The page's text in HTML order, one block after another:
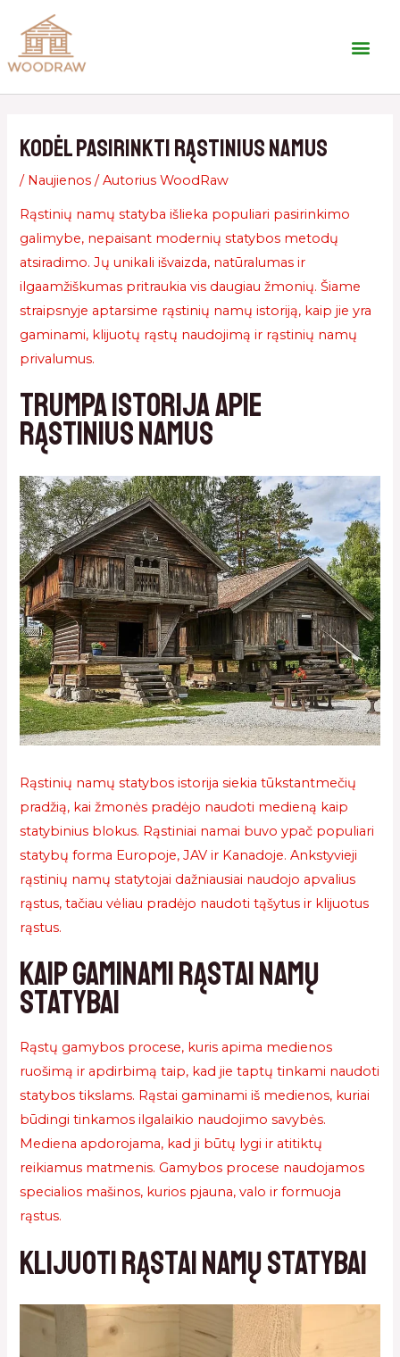
Kodėl pasirinkti rąstinius namus
/ Naujienos / Autorius WoodRaw
Rąstinių namų statyba išlieka populiari pasirinkimo
galimybe, nepaisant modernių statybos metodų
atsiradimo. Jų unikali išvaizda, natūralumas ir
ilgaamžiškumas pritraukia vis daugiau žmonių. Šiame
straipsnyje aptarsime rąstinių namų istoriją, kaip jie yra
gaminami, klijuotų rąstų naudojimą ir rąstinių namų
privalumus.
Trumpa istorija apie
rąstinius namus
Rąstinių namų statybos istorija siekia tūkstantmečių
pradžią, kai žmonės pradėjo naudoti medieną kaip
statybinius blokus. Rąstiniai namai buvo ypač populiari
statybų forma Europoje, JAV ir Kanadoje. Ankstyvieji
rąstinių namų statytojai dažniausiai naudojo apvalius
rąstus, tačiau vėliau pradėjo naudoti tąšytus ir klijuotus
rąstus.
Kaip gaminami rąstai namų
statybai
Rąstų gamybos procese, kuris apima medienos
ruošimą ir apdirbimą taip, kad jie taptų tinkami naudoti
statybos tikslams. Rąstai gaminami iš medienos, kuriai
būdingi tinkamos ilgalaikio naudojimo savybės.
Mediena apdorojama, kad ji būtų lygi ir atitiktų
reikiamus matmenis. Gamybos procese naudojamos
specialios mašinos, kurios pjauna, valo ir formuoja
rąstus.
Klijuoti rąstai namų statybai